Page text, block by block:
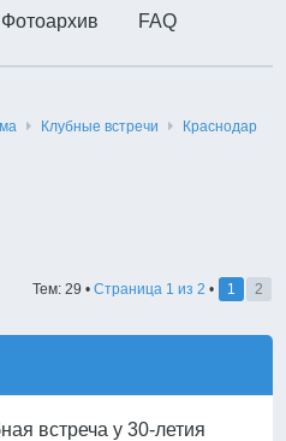
Фотоархив FAQ
Клубные встречи Краснодар
Тем: 29 • Страница 1 из 2 • 1 2
встреча у 30-летия